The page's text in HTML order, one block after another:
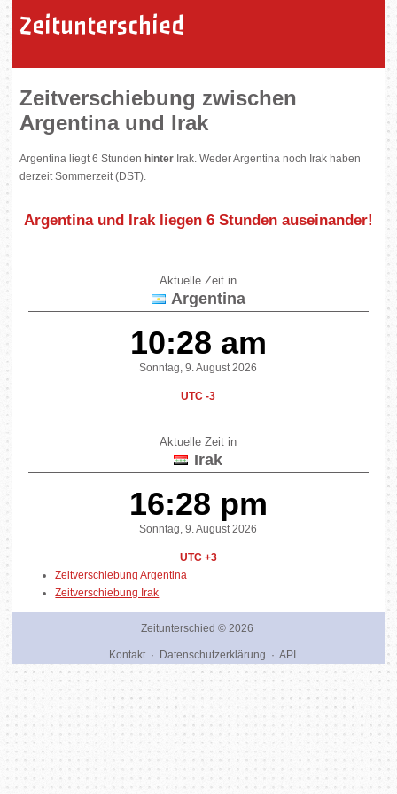
Zeitunterschied
Zeitverschiebung zwischen
Argentina und Irak
Argentina liegt 6 Stundenhinter Irak. Weder Argentina noch Irak haben
derzeit Sommerzeit (DST).
Argentina und Irak liegen 6 Stunden auseinander!
Aktuelle Zeit in
Argentina
10:28 am
Sonntag, 9. August 2026
UTC -3
Aktuelle Zeit in
Irak
16:28 pm
Sonntag, 9. August 2026
UTC +3
Zeitverschiebung Argentina
Zeitverschiebung Irak
Zeitunterschied © 2026
Kontakt· Datenschutzerklärung · API